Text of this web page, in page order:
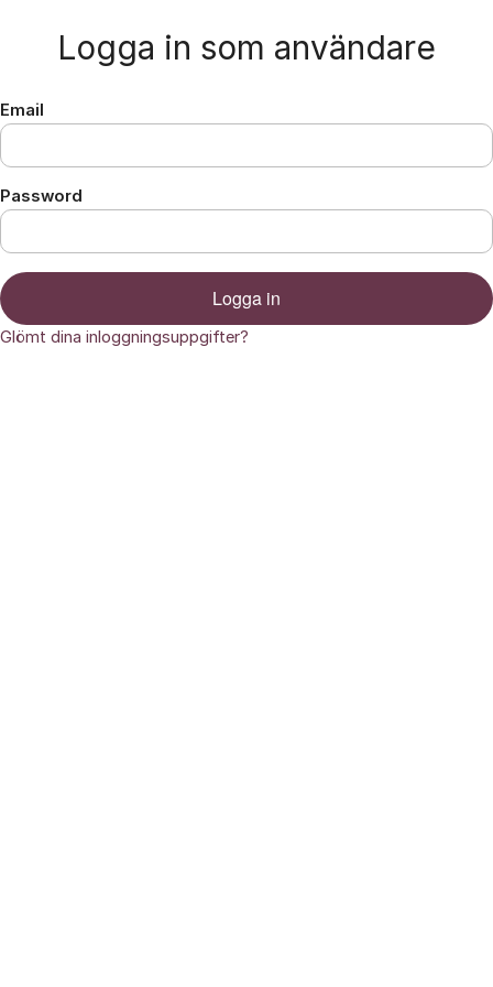
Logga in som användare
Email
Password
Logga in
Glömt dina inloggningsuppgifter?